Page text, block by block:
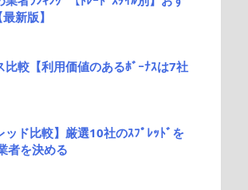
新版】
比較【利用価値のあるﾎﾞｰﾅｽは7社
ッド比較】厳選10社のｽﾌﾟﾚｯﾄﾞを
者を決める